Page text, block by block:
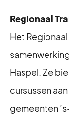
Regionaal
Het
Haspel. Ze
cursussen
gemeenten